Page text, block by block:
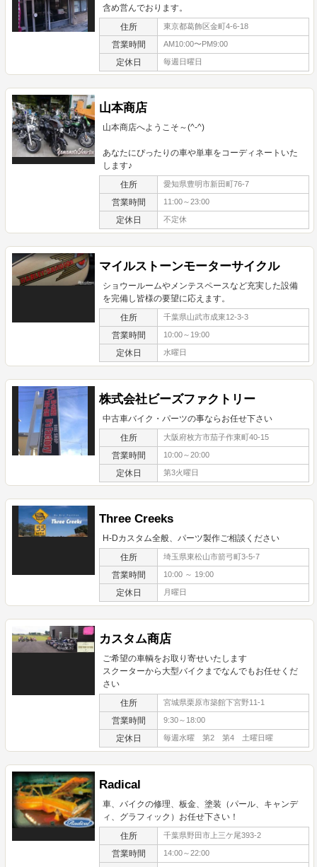
含め営んでおります。
住所 東京都葛飾区金町4-6-18
営業時間 AM10:00〜PM9:00
定休日 毎週日曜日
山本商店
山本商店へようこそ～(^-^)
あなたにぴったりの車や単車をコーディネートいた
します♪
住所 愛知県豊明市新田町76-7
営業時間 11:00～23:00
定休日 不定休
マイルストーンモーターサイクル
ショウールームやメンテスペースなど充実した設備
を完備し皆様の要望に応えます。
住所 千葉県山武市成東12-3-3
営業時間 10:00～19:00
定休日 水曜日
株式会社ビーズファクトリー
中古車バイク・パーツの事ならお任せ下さい
住所 大阪府枚方市茄子作東町40-15
営業時間 10:00～20:00
定休日 第3火曜日
Three Creeks
H-Dカスタム全般、パーツ製作ご相談ください
住所 埼玉県東松山市箭弓町3-5-7
営業時間 10:00 ～ 19:00
定休日 月曜日
カスタム商店
ご希望の車輌をお取り寄せいたします
スクーターから大型バイクまでなんでもお任せくだ
さい
住所 宮城県栗原市築館下宮野11-1
営業時間 9:30～18:00
定休日 毎週水曜 第2 第4 土曜日曜
Radical
車、バイクの修理、板金、塗装（パール、キャンデ
ィ、グラフィック）お任せ下さい！
住所 千葉県野田市上三ケ尾393-2
営業時間 14:00～22:00